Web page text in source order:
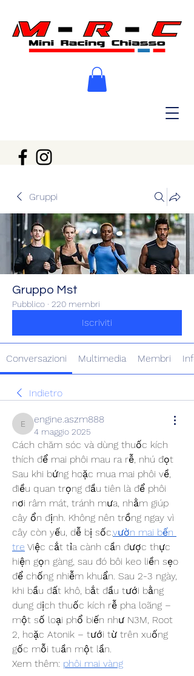
Gruppi
Gruppo Mst
Pubblico · 220 membri
Iscriviti
Conversazioni Multimedia Membri Info
Indietro
engine.aszm888
engine.aszm888
4 maggio 2025
Cách chăm sóc và dùng thuốc kích
thích để mai phôi mau ra rễ, nhú đọt
Sau khi bứng hoặc mua mai phôi về,
điều quan trọng đầu tiên là để phôi
nơi râm mát, tránh mưa, nhằm giúp
cây ổn định. Không nên trồng ngay vì
cây còn yếu, dễ bị sốc.vườn mai bến
tre Việc cắt tỉa cành cần được thực
hiện gọn gàng, sau đó bôi keo liền sẹo
để chống nhiễm khuẩn. Sau 2-3 ngày,
khi bầu đất khô, bắt đầu tưới bằng
dung dịch thuốc kích rễ pha loãng –
một số loại phổ biến như N3M, Root
2, hoặc Atonik – tưới từ trên xuống
gốc mỗi tuần một lần.
Xem thêm: phôi mai vàng